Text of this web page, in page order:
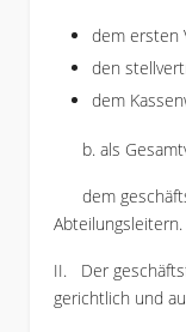
dem ersten
den
dem
b. als
dem
Abteilungsleitern.
II. Der
gerichtlich und